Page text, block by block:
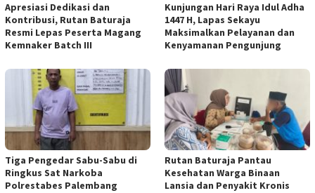
Apresiasi Dedikasi dan
Kontribusi, Rutan Baturaja
Resmi Lepas Peserta Magang
Kemnaker Batch III
Kunjungan Hari Raya Idul Adha
1447 H, Lapas Sekayu
Maksimalkan Pelayanan dan
Kenyamanan Pengunjung
Tiga Pengedar Sabu-Sabu di
Ringkus Sat Narkoba
Polrestabes Palembang
Rutan Baturaja Pantau
Kesehatan Warga Binaan
Lansia dan Penyakit Kronis